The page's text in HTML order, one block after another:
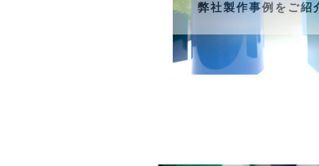
弊社製作事例をご紹